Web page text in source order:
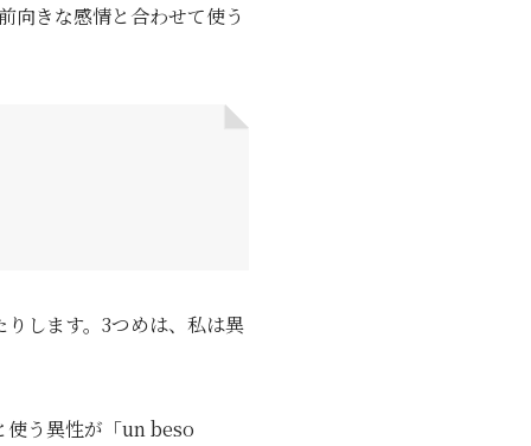
向きな感情と合わせて使う
します。3つめは、私は異
使う異性が「un beso